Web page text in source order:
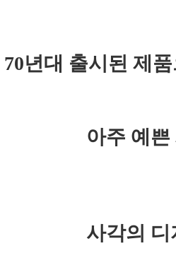
70년대 출시된 제
아주 예
사각의